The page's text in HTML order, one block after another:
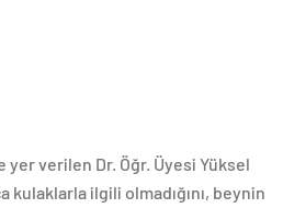
yer verilen Dr. Öğr. Üyesi Yüksel
kulaklarla ilgili olmadığını, beynin